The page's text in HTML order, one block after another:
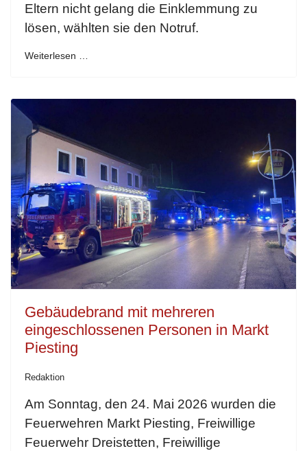
Eltern nicht gelang die Einklemmung zu
lösen, wählten sie den Notruf.
Weiterlesen …
Gebäudebrand mit mehreren
eingeschlossenen Personen in Markt
Piesting
Redaktion
Am Sonntag, den 24. Mai 2026 wurden die
Feuerwehren Markt Piesting, Freiwillige
Feuerwehr Dreistetten, Freiwillige